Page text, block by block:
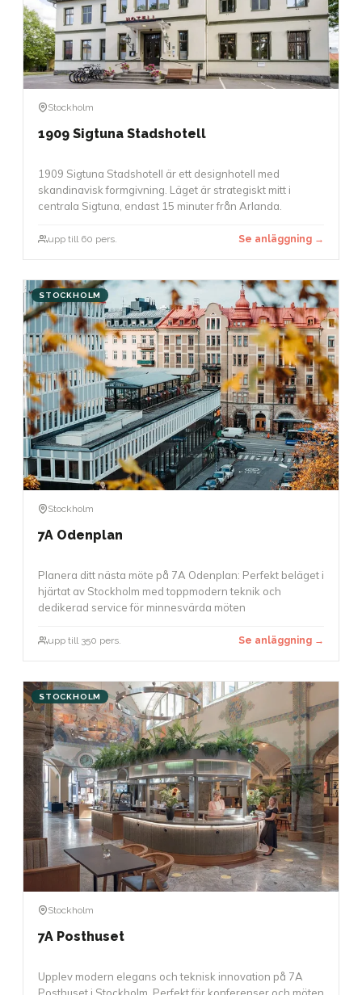
Stockholm
1909 Sigtuna Stadshotell
1909 Sigtuna Stadshotell är ett designhotell med
skandinavisk formgivning. Läget är strategiskt mitt i
centrala Sigtuna, endast 15 minuter från Arlanda.
upp till 60 pers. Se anläggning →
STOCKHOLM
Stockholm
7A Odenplan
Planera ditt nästa möte på 7A Odenplan: Perfekt beläget i
hjärtat av Stockholm med toppmodern teknik och
dedikerad service för minnesvärda möten
upp till 350 pers. Se anläggning →
STOCKHOLM
Stockholm
7A Posthuset
Upplev modern elegans och teknisk innovation på 7A
Posthuset i Stockholm. Perfekt för konferenser och möten